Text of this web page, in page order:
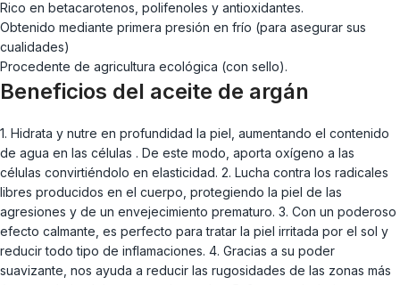
Rico en betacarotenos, polifenoles y antioxidantes.
Obtenido mediante primera presión en frío (para asegurar sus
cualidades)
Procedente de agricultura ecológica (con sello).
Beneficios del aceite de argán
1. Hidrata y nutre en profundidad la piel, aumentando el contenido
de agua en las células . De este modo, aporta oxígeno a las
células convirtiéndolo en elasticidad. 2. Lucha contra los radicales
libres producidos en el cuerpo, protegiendo la piel de las
agresiones y de un envejecimiento prematuro. 3. Con un poderoso
efecto calmante, es perfecto para tratar la piel irritada por el sol y
reducir todo tipo de inflamaciones. 4. Gracias a su poder
suavizante, nos ayuda a reducir las rugosidades de las zonas más